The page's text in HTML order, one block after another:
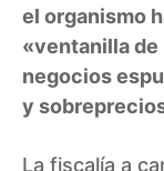
el organismo
«ventanilla de
negocios
y
La fiscalía a